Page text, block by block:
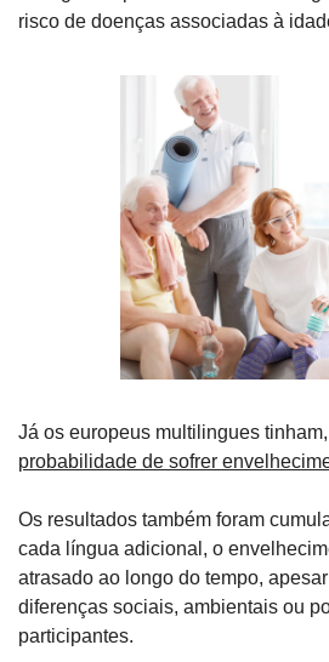
risco de doenças associadas à
Já os europeus multilingues
probabilidade de sofrer
Os resultados também foram
cada língua adicional, o
atrasado ao longo do tempo,
diferenças sociais, ambientais ou
participantes.